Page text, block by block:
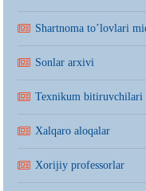
Shartnoma to’lovlari
Sonlar arxivi
Texnikum bitiruvchilari
Xalqaro aloqalar
Xorijiy professorlar